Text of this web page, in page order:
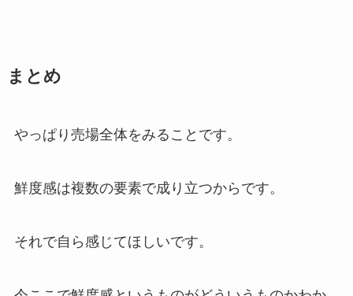
まとめ
やっぱり売場全体をみることです。
鮮度感は複数の要素で成り立つからです。
それで自ら感じてほしいです。